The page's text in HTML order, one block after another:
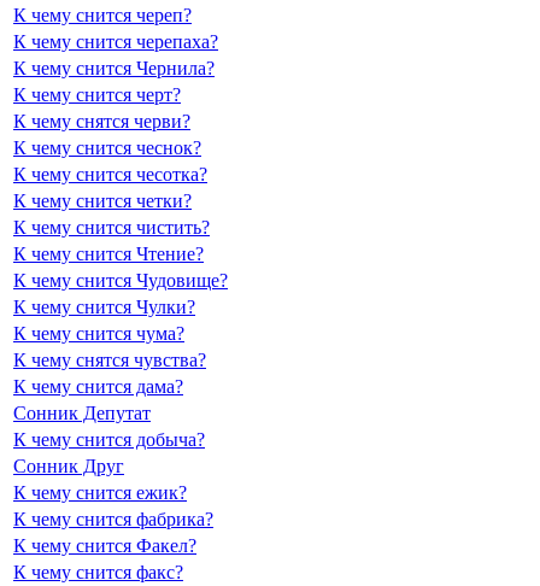
К чему снится череп?
К чему снится черепаха?
К чему снится Чернила?
К чему снится черт?
К чему снятся черви?
К чему снится чеснок?
К чему снится чесотка?
К чему снится четки?
К чему снится чистить?
К чему снится Чтение?
К чему снится Чудовище?
К чему снится Чулки?
К чему снится чума?
К чему снятся чувства?
К чему снится дама?
Сонник Депутат
К чему снится добыча?
Сонник Друг
К чему снится ежик?
К чему снится фабрика?
К чему снится Факел?
К чему снится факс?